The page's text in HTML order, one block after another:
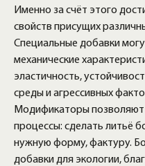
Именно за счёт этого
свойств присущих
Специальные добавки
механические
эластичность,
среды и агрессивных
Модификаторы позволяют
процессы: сделать литьё
нужную форму, фактуру.
добавки для экологии,